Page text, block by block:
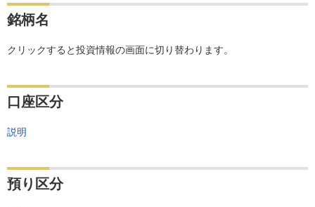
銘柄名
クリックすると投資情報の画面に切り替わります。
口座区分
説明
預り区分